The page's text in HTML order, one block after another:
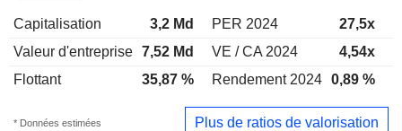
Capitalisation 3,2 Md PER 2024 27,5x
Valeur d'entreprise 7,52 Md VE / CA 2024 4,54x
Flottant
35,87 % Rendement 2024 0,89 %
* Données estimées Plus de ratios de valorisation